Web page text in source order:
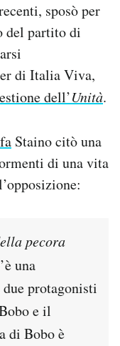
sposò per
del partito di
di Italia Viva,
dell’Unità.
Staino citò una
di una vita
pecora
una
protagonisti
e il
di Bobo è